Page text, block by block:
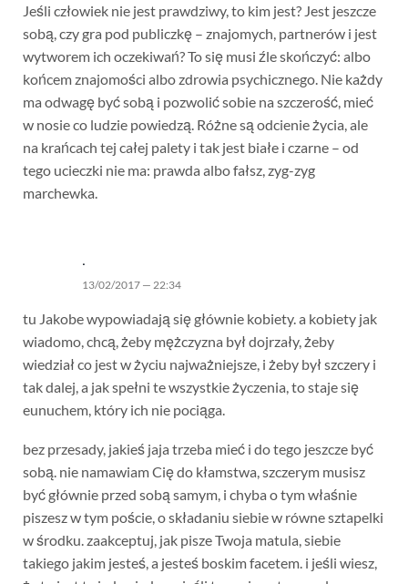
Jeśli człowiek nie jest prawdziwy, to kim jest? Jest jeszcze
sobą, czy gra pod publiczkę – znajomych, partnerów i jest
wytworem ich oczekiwań? To się musi źle skończyć: albo
końcem znajomości albo zdrowia psychicznego. Nie każdy
ma odwagę być sobą i pozwolić sobie na szczerość, mieć
w nosie co ludzie powiedzą. Różne są odcienie życia, ale
na krańcach tej całej palety i tak jest białe i czarne – od
tego ucieczki nie ma: prawda albo fałsz, zyg-zyg
marchewka.
.
13/02/2017 — 22:34
tu Jakobe wypowiadają się głównie kobiety. a kobiety jak
wiadomo, chcą, żeby mężczyzna był dojrzały, żeby
wiedział co jest w życiu najważniejsze, i żeby był szczery i
tak dalej, a jak spełni te wszystkie życzenia, to staje się
eunuchem, który ich nie pociąga.
bez przesady, jakieś jaja trzeba mieć i do tego jeszcze być
sobą. nie namawiam Cię do kłamstwa, szczerym musisz
być głównie przed sobą samym, i chyba o tym właśnie
piszesz w tym poście, o składaniu siebie w równe sztapelki
w środku. zaakceptuj, jak pisze Twoja matula, siebie
takiego jakim jesteś, a jesteś boskim facetem. i jeśli wiesz,